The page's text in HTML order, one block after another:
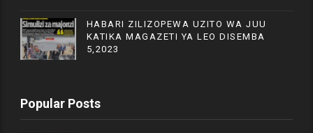
HABARI ZILIZOPEWA UZITO WA JUU
KATIKA MAGAZETI YA LEO DISEMBA
5,2023
Popular Posts